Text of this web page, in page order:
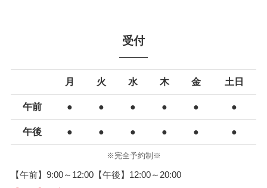
受付
月 火 水 木 金 土日
午前 ● ● ● ● ● ●
午後 ● ● ● ● ● ●
※完全予約制※
【午前】9:00～12:00【午後】12:00～20:00